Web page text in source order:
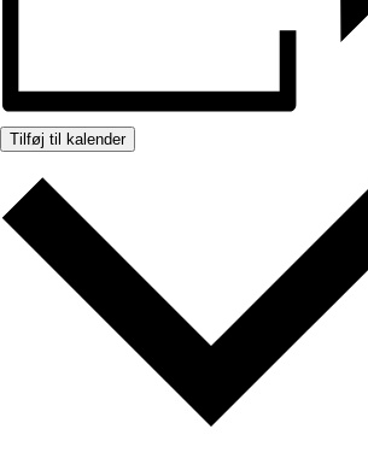
Tilføj til kalender